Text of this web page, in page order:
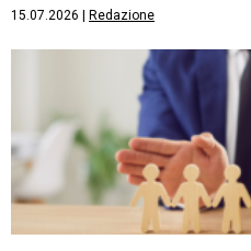
15.07.2026 Redazione